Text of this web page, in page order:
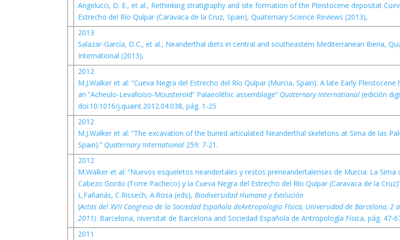
Angelucci, D. E., et al., Rethinking stratigraphy and site formation of the Pleistocene depositat
Estrecho del Río Quípar (Caravaca de la Cruz, Spain), Quaternary Science Reviews (2013),
2013
Salazar-García, D.C., et al., Neanderthal diets in central and southeastern Mediterranean Iberia,
International (2013),
2012
M.J.Walker et al: “Cueva Negra del Estrecho del Río Quípar (Murcia, Spain): A late Early
an “Acheulo-Levalloiso-Mousteroid” Palaeolithic assemblage” Quaternary International (edición
doi:10:1016/j.quaint.2012.04.038, pág. 1-25
2012
M.J.Walker et al: “The excavation of the buried articulated Neanderthal skeletons at Sima de las
Spain).” Quaternary International 259: 7-21.
2012
M.Walker et al: “Nuevos esqueletos neandertales y restos preneandertalenses de Murcia: La Sima
Cabezo Gordo (Torre Pacheco) y la Cueva Negra del Estrecho del Río Quípar (Caravaca de la
L.Fañanás, C.Rissech, A.Rosa (eds), Biodiversidad Humana y Evolución
(Actas del XVII Congreso de la Sociedad Española deAntropología Física, Universidad de Barcelona, 2
2011). Barcelona, niversitat de Barcelona and Sociedad Española de Antropología Física, pág. 47-
2011